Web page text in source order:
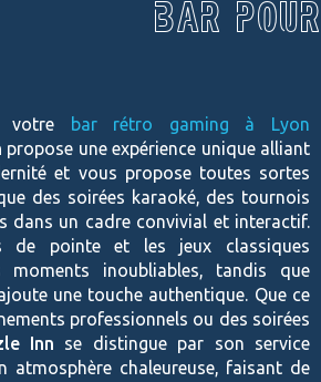
BAR
votre
bar rétro gaming à Lyon
propose une expérience unique alliant
et vous propose toutes sortes
des soirées karaoké, des tournois
dans un cadre convivial et interactif.
de pointe et les jeux classiques
moments inoubliables, tandis que
une touche authentique. Que ce
professionnels ou des soirées
Inn se distingue par son service
atmosphère chaleureuse, faisant de